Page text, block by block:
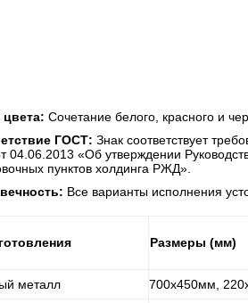
Сочетание белого, красного и
ГОСТ: Знак соответствует
04.06.2013 «Об утверждении
пунктов холдинга РЖД».
Все варианты исполнения
Размеры (мм)
металл 700х450мм,